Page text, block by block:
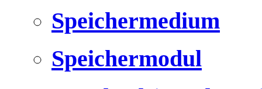
Speichermedium
Speichermodul